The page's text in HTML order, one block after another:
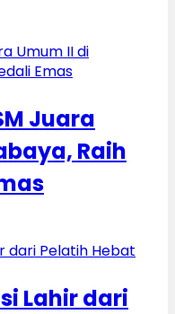
Juara
Raih
Lahir dari